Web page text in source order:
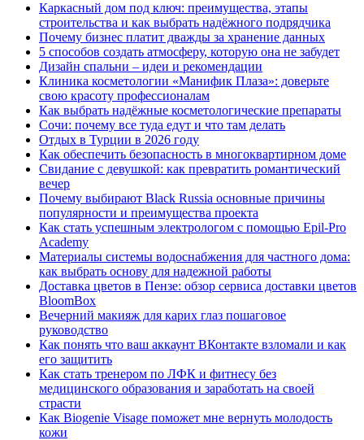
Каркасный дом под ключ: преимущества, этапы
строительства и как выбрать надёжного подрядчика
Почему бизнес платит дважды за хранение данных
5 способов создать атмосферу, которую она не забудет
Дизайн спальни – идеи и рекомендации
Клиника косметологии «Манифик Плаза»: доверьте
свою красоту профессионалам
Как выбрать надёжные косметологические препараты
Сочи: почему все туда едут и что там делать
Отдых в Турции в 2026 году
Как обеспечить безопасность в многоквартирном доме
Свидание с девушкой: как превратить романтический
вечер
Почему выбирают Black Russia основные причины
популярности и преимущества проекта
Как стать успешным электрологом с помощью Epil-Pro
Academy
Материалы системы водоснабжения для частного дома:
как выбрать основу для надежной работы
Доставка цветов в Пензе: обзор сервиса доставки цветов
BloomBox
Вечерний макияж для карих глаз пошаговое
руководство
Как понять что ваш аккаунт ВКонтакте взломали и как
его защитить
Как стать тренером по ЛФК и фитнесу без
медицинского образования и заработать на своей
страсти
Как Biogenie Visage поможет мне вернуть молодость
кожи